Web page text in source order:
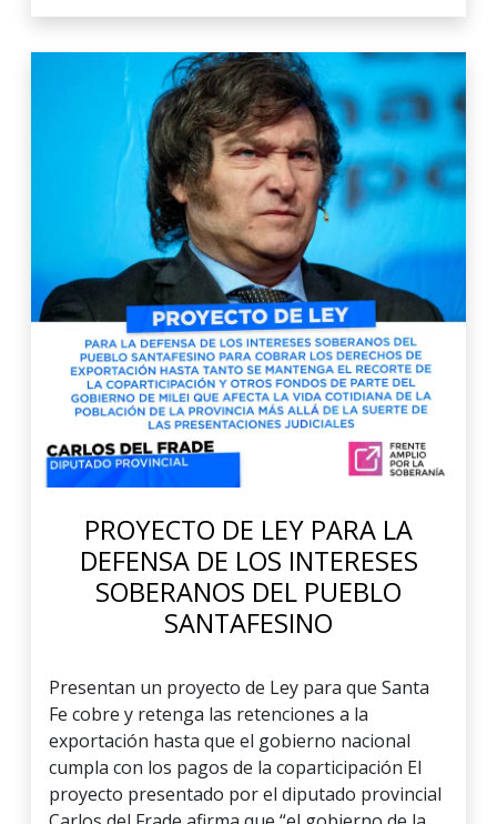
PROYECTO DE LEY PARA LA
DEFENSA DE LOS INTERESES
SOBERANOS DEL PUEBLO
SANTAFESINO
Presentan un proyecto de Ley para que Santa
Fe cobre y retenga las retenciones a la
exportación hasta que el gobierno nacional
cumpla con los pagos de la coparticipación El
proyecto presentado por el diputado provincial